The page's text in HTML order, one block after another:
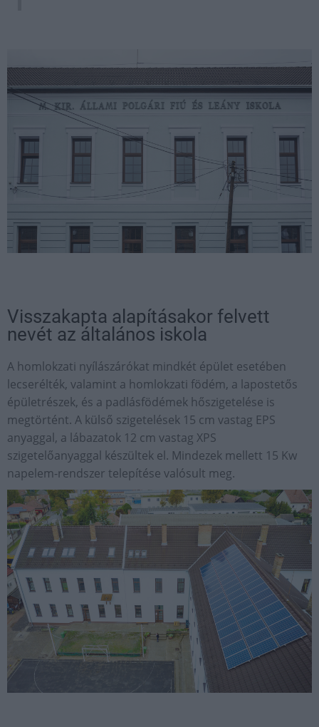
Visszakapta alapításakor felvett
nevét az általános iskola
A homlokzati nyílászárókat mindkét épület esetében
lecserélték, valamint a homlokzati födém, a lapostetős
épületrészek, és a padlásfödémek hőszigetelése is
megtörtént. A külső szigetelések 15 cm vastag EPS
anyaggal, a lábazatok 12 cm vastag XPS
szigetelőanyaggal készültek el. Mindezek mellett 15 Kw
napelem-rendszer telepítése valósult meg.